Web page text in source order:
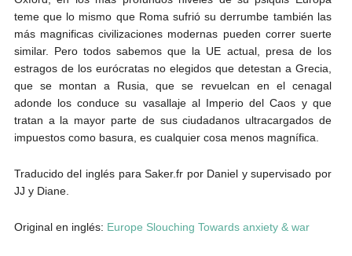
teme que lo mismo que Roma sufrió su derrumbe también las
más magnificas civilizaciones modernas pueden correr suerte
similar. Pero todos sabemos que la UE actual, presa de los
estragos de los eurócratas no elegidos que detestan a Grecia,
que se montan a Rusia, que se revuelcan en el cenagal
adonde los conduce su vasallaje al Imperio del Caos y que
tratan a la mayor parte de sus ciudadanos ultracargados de
impuestos como basura, es cualquier cosa menos magnífica.
Traducido del inglés para Saker.fr por Daniel y supervisado por
JJ y Diane.
Original en inglés: Europe Slouching Towards anxiety & war